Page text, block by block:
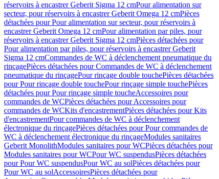
réservoirs à encastrer Geberit Sigma 12 cmPour alimentation sur
secteur, pour réservoirs à encastrer Geberit Omega 12 cmPièces
détachées pour Pour alimentation sur secteur, pour réservoirs à
encastrer Geberit Omega 12 cmPour alimentation par piles, pour
réservoirs à encastrer Geberit Sigma 12 cmPièces détachées pour
Pour alimentation par piles, pour réservoirs à encastrer Geberit
Sigma 12 cmCommandes de WC à déclenchement pneumatique du
rinçagePièces détachées pour Commandes de WC à déclenchement
pneumatique du rinçagePour rinçage double touchePièces détachées
pour Pour rinçage double touchePour rinçage simple touchePièces
détachées pour Pour rinçage simple toucheAccessoires pour
commandes de WCPièces détachées pour Accessoires pour
commandes de WCKits d'encastrementPièces détachées pour Kits
d'encastrementPour commandes de WC à déclenchement
électronique du rinçagePièces détachées pour Pour commandes de
WC à déclenchement électronique du rinçageModules sanitaires
Geberit MonolithModules sanitaires pour WCPièces détachées pour
Modules sanitaires pour WCPour WC suspendusPièces détachées
pour Pour WC suspendusPour WC au solPièces détachées pour
Pour WC au solAccessoiresPièces détachées pour